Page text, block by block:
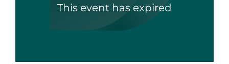
This event has expired